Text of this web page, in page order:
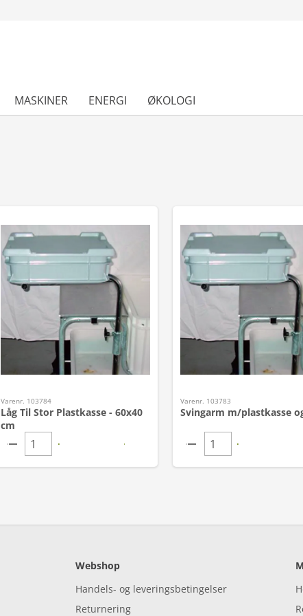
MASKINER ENERGI ØKOLOGI
Varenr. 103784
Låg Til Stor Plastkasse - 60x40
cm
Varenr. 103783
Svingarm m/plastkasse
Webshop
Handels- og leveringsbetingelser
Returnering